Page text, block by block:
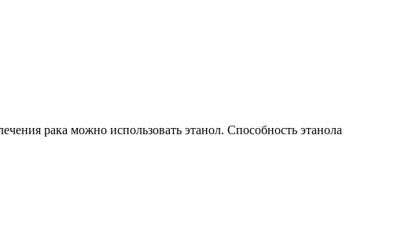
рака можно использовать этанол. Способность этанола